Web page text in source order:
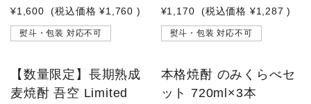
¥1,600 (税込価格 ¥1,760 )
熨斗・包装 対応不可
¥1,170 (税込価格 ¥1,287 )
熨斗・包装 対応不可
品切れ中
【数量限定】長期熟成
麦焼酎 吾空 Limited
本格焼酎 のみくらべセ
ット 720ml×3本